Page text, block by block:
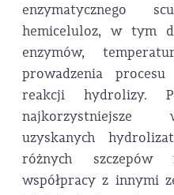
enzymatycznego
hemiceluloz, w tym
enzymów,
prowadzenia
reakcji hydrolizy.
najkorzystniejsze
uzyskanych
różnych szczepów
współpracy z innymi